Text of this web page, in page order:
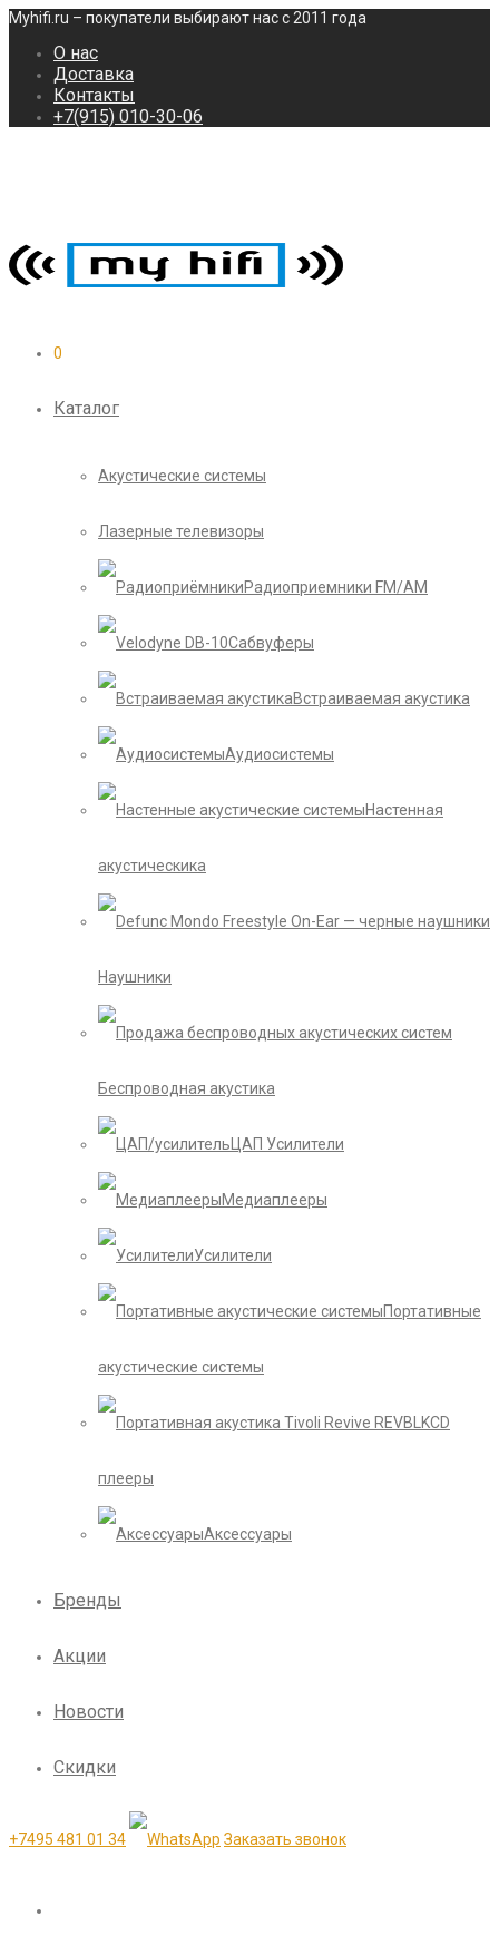
Myhifi.ru – покупатели выбирают нас с 2011 года
О нас
Доставка
Контакты
+7(915) 010-30-06
0
Каталог
Акустические системы
Лазерные телевизоры
Радиоприемники FM/AM
Сабвуферы
Встраиваемая акустика
Аудиосистемы
Настенная
акустическика
Наушники
Беспроводная акустика
ЦАП Усилители
Медиаплееры
Усилители
Портативные
акустические системы
CD
плееры
Аксессуары
Бренды
Акции
Новости
Скидки
+7495 481 01 34 Заказать звонок